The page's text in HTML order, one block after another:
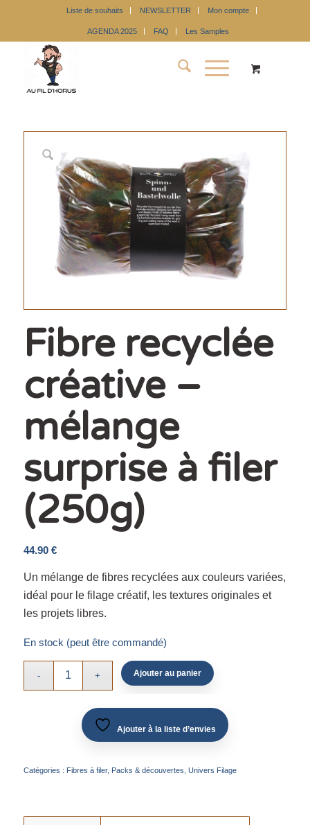
Liste de souhaits NEWSLETTER Mon compte
AGENDA 2025 FAQ Les Samples
Fibre recyclée
créative –
mélange
surprise à filer
(250g)
44.90 €
Un mélange de fibres recyclées aux couleurs variées,
idéal pour le filage créatif, les textures originales et
les projets libres.
En stock (peut être commandé)
Ajouter au panier
Ajouter à la liste d’envies
Catégories : Fibres à filer, Packs & découvertes Univers Filage